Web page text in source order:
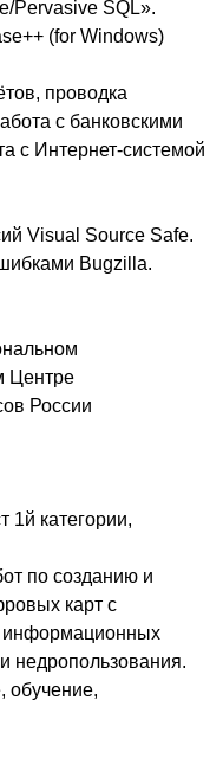
Pervasive SQL».
(for Windows)
проводка
с банковскими
с Интернет-системой
Visual Source Safe.
Bugzilla.
Центре
России
1й категории,
по созданию и
карт с
информационных
недропользования.
обучение,